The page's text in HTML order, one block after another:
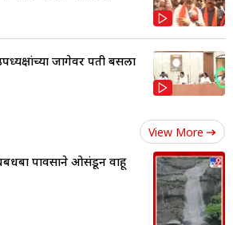
जागेवर पती बसला
View More
पावसाने ओसंडून वाहू